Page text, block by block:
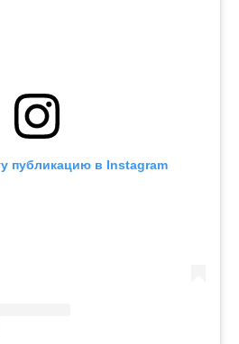
публикацию в Instagram